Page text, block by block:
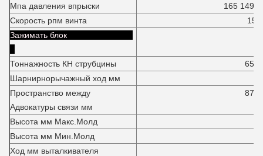
Мпа давления впрыски
165 149
Скорость рпм винта
150
Зажимать блок
Тоннажность КН струбцины
Шарнирнорычажный ход мм
Пространство между
Адвокатуры связи мм
Высота мм Макс.Молд
Высота мм Мин.Молд
Ход мм выталкивателя